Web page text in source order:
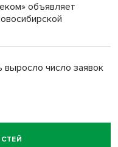
объявляет
число заявок